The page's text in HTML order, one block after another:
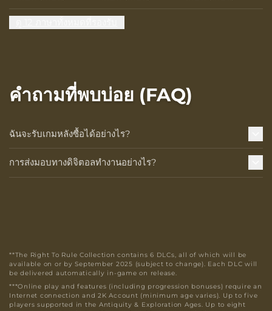
คำถามที่พบบ่อย (FAQ)
ฉันจะรับเกมหลังซื้อได้อย่างไร?
การส่งมอบทางดิจิตอลทำงานอย่างไร?
**The Right To Rule Collection contains 6 DLCs, all of which will be
available on or by September 2025 (subject to change). Each DLC will
be delivered automatically in-game on release.
***Online play and features (including progression bonuses) require an
Internet connection and 2K Account (minimum age varies). Up to five
players supported in the Antiquity & Exploration Ages. Up to eight